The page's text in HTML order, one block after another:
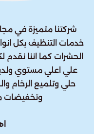
شركتنا متميزة في
خدمات التنظيف بكل
الحشرات كما اننا
علي اعلي مستوي
حلي وتلميع الرخام
وتخفيضات